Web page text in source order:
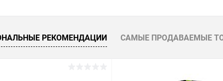
РЕКОМЕНДАЦИИ САМЫЕ ПРОДАВАЕМЫЕ